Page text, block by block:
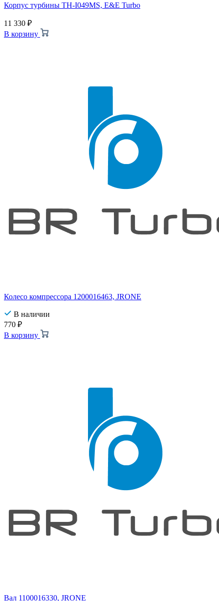
Корпус турбины TH-I049MS, E&E Turbo
11 330 ₽
В корзину
Колесо компрессора 1200016463, JRONE
В наличии
770 ₽
В корзину
Вал 1100016330, JRONE